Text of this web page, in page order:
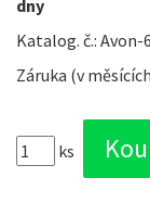
dny
Katalog. č.: Avon-
Záruka (v
ks